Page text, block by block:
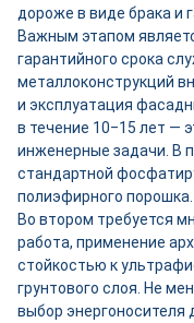
дороже в виде брака и
Важным этапом
гарантийного срока
металлоконструкций
и эксплуатация
в течение 10‒15 лет —
инженерные задачи. В
стандартной
полиэфирного порошка.
Во втором требуется
работа, применение
стойкостью к
грунтового слоя. Не
выбор энергоносителя